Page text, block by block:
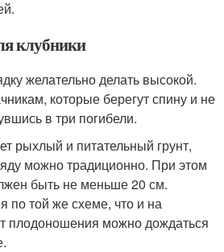
клубники
желательно делать высокой.
которые берегут спину и не
в три погибели.
рыхлый и питательный грунт,
можно традиционно. При этом
быть не меньше 20 см.
по той же схеме, что и на
плодоношения можно дождаться